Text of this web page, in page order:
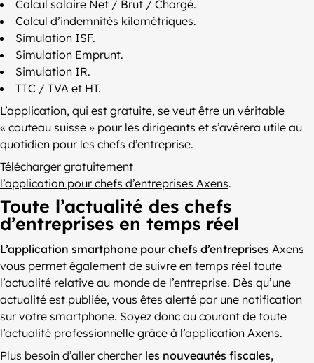
Calcul salaire Net / Brut / Chargé.
Calcul d’indemnités kilométriques.
Simulation ISF.
Simulation Emprunt.
Simulation IR.
TTC / TVA et HT.
L’application, qui est gratuite, se veut être un véritable
« couteau suisse » pour les dirigeants et s’avérera utile au
quotidien pour les chefs d’entreprise.
Télécharger gratuitement
l’application pour chefs d’entreprises Axens.
Toute l’actualité des chefs
d’entreprises en temps réel
L’application smartphone pour chefs d’entreprises Axens
vous permet également de suivre en temps réel toute
l’actualité relative au monde de l’entreprise. Dès qu’une
actualité est publiée, vous êtes alerté par une notification
sur votre smartphone. Soyez donc au courant de toute
l’actualité professionnelle grâce à l’application Axens.
Plus besoin d’aller chercher les nouveautés fiscales,